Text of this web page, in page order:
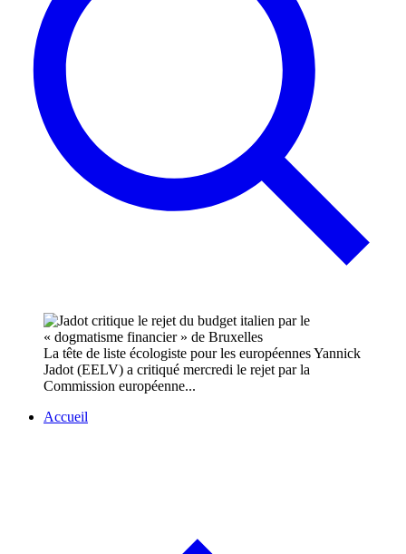
La tête de liste écologiste pour les européennes Yannick
Jadot (EELV) a critiqué mercredi le rejet par la
Commission européenne...
Accueil